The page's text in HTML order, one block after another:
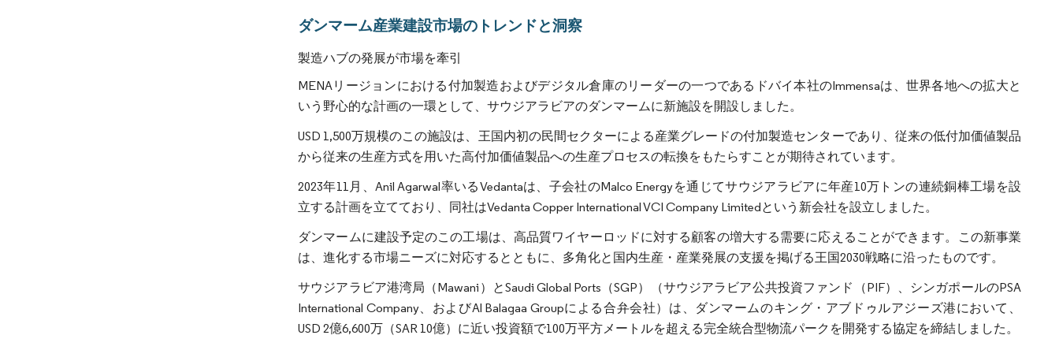
ダンマーム産業建設市場のトレンドと洞察
製造ハブの発展が市場を牽引
MENAリージョンにおける付加製造およびデジタル倉庫のリーダーの一つであるドバイ本社のImmensaは、世界各地への拡大と
いう野心的な計画の一環として、サウジアラビアのダンマームに新施設を開設しました。
USD 1,500万規模のこの施設は、王国内初の民間セクターによる産業グレードの付加製造センターであり、従来の低付加価値製品
から従来の生産方式を用いた高付加価値製品への生産プロセスの転換をもたらすことが期待されています。
2023年11月、Anil Agarwal率いるVedantaは、子会社のMalco Energyを通じてサウジアラビアに年産10万トンの連続銅棒工場を設
立する計画を立てており、同社はVedanta Copper International VCI Company Limitedという新会社を設立しました。
ダンマームに建設予定のこの工場は、高品質ワイヤーロッドに対する顧客の増大する需要に応えることができます。この新事業
は、進化する市場ニーズに対応するとともに、多角化と国内生産・産業発展の支援を掲げる王国2030戦略に沿ったものです。
サウジアラビア港湾局（Mawani）とSaudi Global Ports（SGP）（サウジアラビア公共投資ファンド（PIF）、シンガポールのPSA
International Company、およびAl Balagaa Groupによる合弁会社）は、ダンマームのキング・アブドゥルアジーズ港において、
USD 2億6,600万（SAR 10億）に近い投資額で100万平方メートルを超える完全統合型物流パークを開発する協定を締結しました。